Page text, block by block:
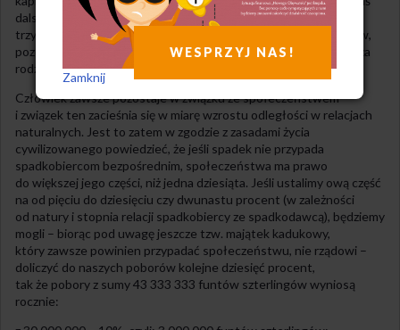
dalsi zstępni, w proporcji około trzy do jednego; tak też około
trzydziestu milionów przejdzie na bezpośrednich spadkobierców,
pozostałe zaś 13 333 333 na dalszych krewnych lub osoby spoza
rodziny.
Człowiek zawsze pozostaje w związku ze społeczeństwem
i związek ten zacieśnia się w miarę wzrostu odległości w relacjach
naturalnych. Jest to zatem w zgodzie z zasadami życia
cywilizowanego powiedzieć, że jeśli spadek nie przypada
spadkobiercom bezpośrednim, społeczeństwa ma prawo
do większej jego części, niż jedna dziesiąta. Jeśli ustalimy ową część
na od pięciu do dziesięciu czy dwunastu procent (w zależności
od natury i stopnia relacji spadkobiercy ze spadkodawcą), będziemy
mogli – biorąc pod uwagę jeszcze tzw. majątek kadukowy,
który zawsze powinien przypadać społeczeństwu, nie rządowi –
doliczyć do naszych poborów kolejne dziesięć procent,
tak że pobory z sumy 43 333 333 funtów szterlingów wyniosą
rocznie:
WESPRZYJ NAS!
Zamknij